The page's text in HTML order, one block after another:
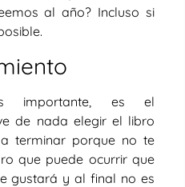
al año? Incluso si
importante, es el
de nada elegir el libro
terminar porque no te
que puede ocurrir que
gustará y al final no es